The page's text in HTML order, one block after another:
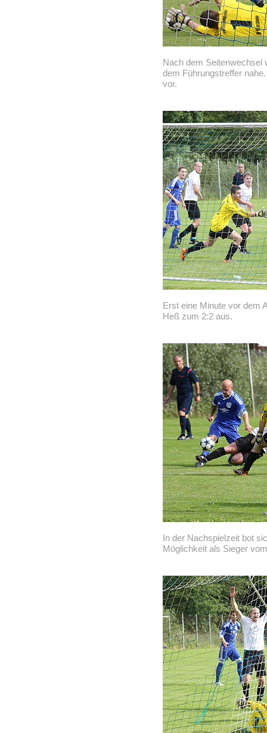
Nach dem Seitenwechsel
dem Führungstreffer
vor.
Erst eine Minute vor dem
Heß zum 2:2 aus.
In der Nachspielzeit bot
Möglichkeit als Sieger